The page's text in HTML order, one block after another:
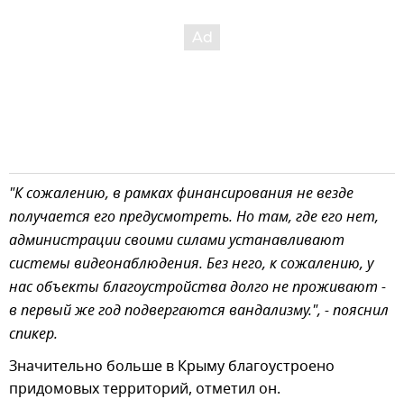
"К сожалению, в рамках финансирования не везде
получается его предусмотреть. Но там, где его нет,
администрации своими силами устанавливают
системы видеонаблюдения. Без него, к сожалению, у
нас объекты благоустройства долго не проживают -
в первый же год подвергаются вандализму.", - пояснил
спикер.
Значительно больше в Крыму благоустроено
придомовых территорий, отметил он.